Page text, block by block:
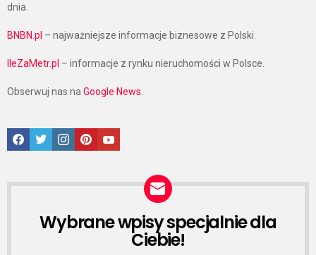
dnia.
BNBN.pl – najważniejsze informacje biznesowe z Polski.
IleZaMetr.pl – informacje z rynku nieruchomości w Polsce.
Obserwuj nas naGoogle News.
Facebook
TwitterInstagramPinterestGoogle News
NEWSLETTER
Wybrane wpisy specjalnie dla
Ciebie!